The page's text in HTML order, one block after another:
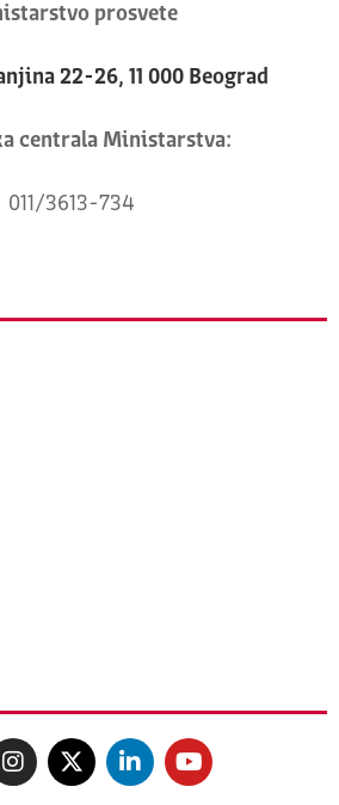
prosvete
22-26, 11 000 Beograd
centrala Ministarstva:
011/3613-734